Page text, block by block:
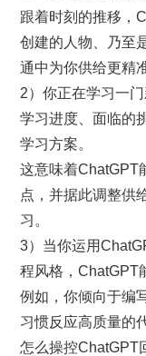
跟着时刻的推移，
创建的人物、乃至
通中为你供给更精
2）你正在学习一
学习进度、面临的
学习方案。
这意味着ChatGPT
点，并据此调整供
习。
3）当你运用
程风格，ChatGPT
例如，你倾向于编
习惯反应高质量的
怎么操控ChatGPT